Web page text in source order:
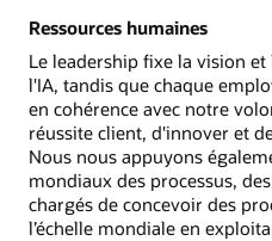
Ressources humaines
Le leadership fixe la vision
l'IA, tandis que chaque
en cohérence avec notre
réussite client, d'innover et
Nous nous appuyons
mondiaux des processus,
chargés de concevoir des
l’échelle mondiale en